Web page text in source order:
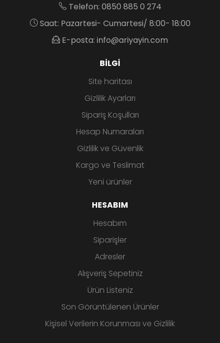
Telefon: 0850 885 0 274
Saat: Pazartesi- Cumartesi/ 8:00- 18:00
E-posta: info@ariyayin.com
BILGI
Site haritası
Gizlilik Ayarları
Sipariş Koşulları
Hesap Numaraları
Gizlilik ve Güvenlik
Kargo ve Teslimat
Yeni ürünler
HESABIM
Hesabım
Siparişler
Adresler
Alışveriş Sepetiniz
Ürün Listeniz
Son Görüntülenen Ürünler
Kişisel Verilerin Korunması ve Gizlilik